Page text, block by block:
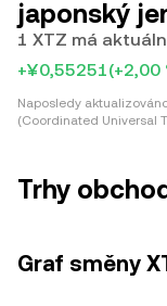
japonský
1 XTZ má
+¥0,55251(+2,00
Naposledy
(Coordinated Universal
Trhy
Graf směny